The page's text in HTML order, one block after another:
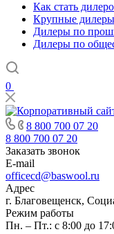
Как стать
Крупные дилеры
Дилеры по
Дилеры по
0
8 800 700 07 20
8 800 700 07 20
Заказать звонок
E-mail
officecd@baswool.ru
Адрес
г. Благовещенск,
Режим работы
Пн. – Пт.: с 8:00 до